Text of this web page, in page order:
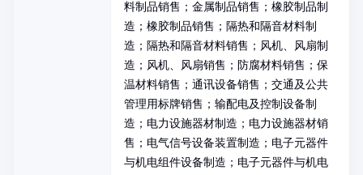
料制品销售；金属制品销售；橡胶制品制
造；橡胶制品销售；隔热和隔音材料制
造；隔热和隔音材料销售；风机、风扇制
造；风机、风扇销售；防腐材料销售；保
温材料销售；通讯设备销售；交通及公共
管理用标牌销售；输配电及控制设备制
造；电力设施器材制造；电力设施器材销
售；电气信号设备装置制造；电子元器件
与机电组件设备制造；电子元器件与机电